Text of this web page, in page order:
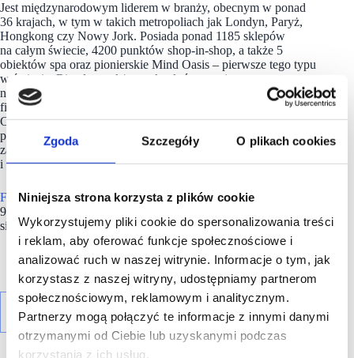
Zgoda Szczegóły O plikach cookies
Niniejsza strona korzysta z plików cookie
Wykorzystujemy pliki cookie do spersonalizowania treści
i reklam, aby oferować funkcje społecznościowe i
analizować ruch w naszej witrynie. Informacje o tym, jak
korzystasz z naszej witryny, udostępniamy partnerom
społecznościowym, reklamowym i analitycznym.
Partnerzy mogą połączyć te informacje z innymi danymi
otrzymanymi od Ciebie lub uzyskanymi podczas
korzystania z ich usług.
Jest międzynarodowym liderem w branży, obecnym w ponad
36 krajach, w tym w takich metropoliach jak Londyn, Paryż,
Hongkong czy Nowy Jork. Posiada ponad 1185 sklepów
na całym świecie, 4200 punktów shop-in-shop, a także 5
obiektów spa oraz pionierskie Mind Oasis – pierwsze tego typu
w świecie. Rituals to także marka, która stawia
na zrównoważony rozwój, opierając swoje działania na trzech
filarach: Czystości, Świadomości i Trosce (Clean, Conscious,
Caring). Rituals nieustannie od kilku lat może poszczycić się
prestiżowym certyfikatem B Corporation™, co świadczy o jej
zaangażowaniu na rzecz odpowiedzialności społecznej
i ochrony środowiska.
Firmakoncentruje się na produktach, których składy w ponad
90% pochodzą z natury, oraz na opakowaniach, które nadają
się do recyklingu lub ponownego napełniania.